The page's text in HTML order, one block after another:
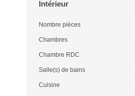
Intérieur
Nombre pièces
Chambres
Chambre RDC
Salle(s) de bains
Cuisine